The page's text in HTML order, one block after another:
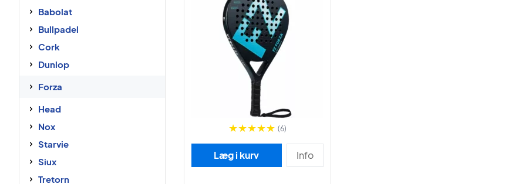
Babolat
Bullpadel
Cork
Dunlop
Forza
Head
Nox
Starvie
Siux
Tretorn
(6)
Læg i kurv Info